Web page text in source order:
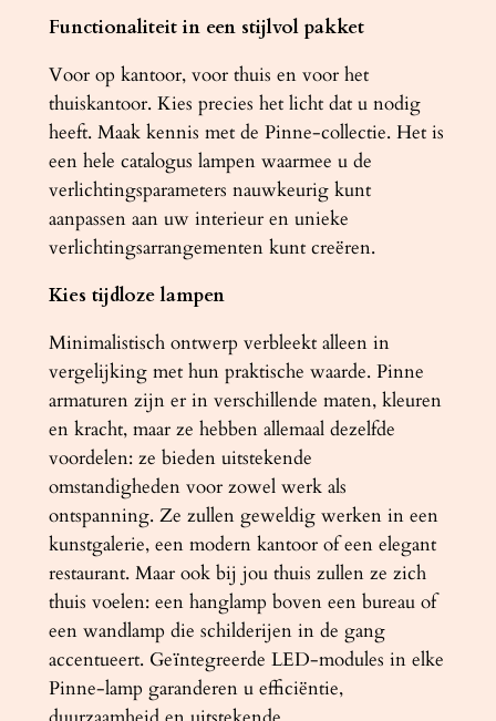
N
1
5
0
w
i
t
a
n
t
a
l
Functionaliteit in een stijlvol pakket
Voor op kantoor, voor thuis en voor het
thuiskantoor. Kies precies het licht dat u nodig
heeft. Maak kennis met de Pinne-collectie. Het is
een hele catalogus lampen waarmee u de
verlichtingsparameters nauwkeurig kunt
aanpassen aan uw interieur en unieke
verlichtingsarrangementen kunt creëren.
Kies tijdloze lampen
Minimalistisch ontwerp verbleekt alleen in
vergelijking met hun praktische waarde. Pinne
armaturen zijn er in verschillende maten, kleuren
en kracht, maar ze hebben allemaal dezelfde
voordelen: ze bieden uitstekende
omstandigheden voor zowel werk als
ontspanning. Ze zullen geweldig werken in een
kunstgalerie, een modern kantoor of een elegant
restaurant. Maar ook bij jou thuis zullen ze zich
thuis voelen: een hanglamp boven een bureau of
een wandlamp die schilderijen in de gang
accentueert. Geïntegreerde LED-modules in elke
Pinne-lamp garanderen u efficiëntie,